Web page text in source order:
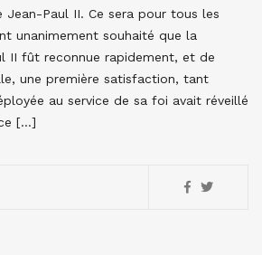
Paul II. Ce sera pour tous les
unanimement souhaité que la
II fût reconnue rapidement, et de
une première satisfaction, tant
au service de sa foi avait réveillé
[…]